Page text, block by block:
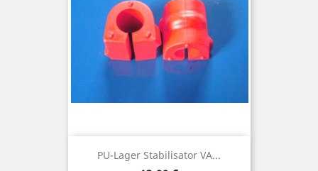
PU-Lager Stabilisator VA...